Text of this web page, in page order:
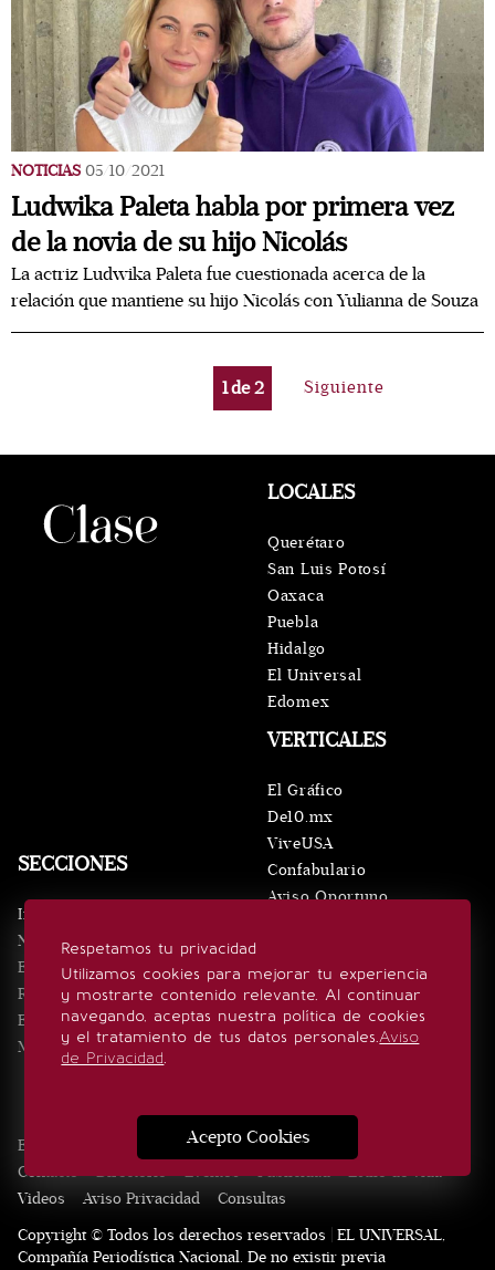
NOTICIAS 05/10/2021
Ludwika Paleta habla por primera vez
de la novia de su hijo Nicolás
La actriz Ludwika Paleta fue cuestionada acerca de la
relación que mantiene su hijo Nicolás con Yulianna de Souza
1de2 Siguiente
Respetamos tu privacidad
Utilizamos cookies para mejorar tu experiencia
y mostrarte contenido relevante. Al continuar
navegando, aceptas nuestra política de cookies
y el tratamiento de tus datos personales.Aviso
de Privacidad.
Acepto Cookies
SECCIONES
Inicio
Noticias
Eventos
Realeza
Estilo de vida
Minuto x Minuto
VERTICALES
El Gráfico
De10.mx
ViveUSA
Confabulario
Aviso Oportuno
LOCALES
Querétaro
San Luis Potosí
Oaxaca
Puebla
Hidalgo
El Universal
Edomex
SÍGUENOS
Edición Impresa Noticias Quiénes somos
Contacto
Directorio Eventos Publicidad
Estilo de vida
Videos
Aviso Privacidad
Consultas
Copyright © Todos los derechos reservados | EL UNIVERSAL,
Compañía Periodística Nacional. De no existir previa